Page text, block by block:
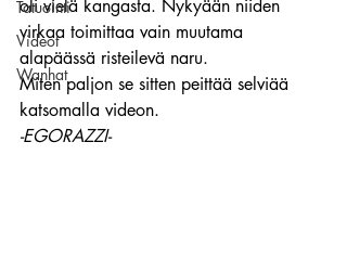
Tatuointi
Videot
Wanhat
oli vielä kangasta. Nykyään niiden
virkaa toimittaa vain muutama
alapäässä risteilevä naru.
Miten paljon se sitten peittää selviää
katsomalla videon.
-EGORAZZI-